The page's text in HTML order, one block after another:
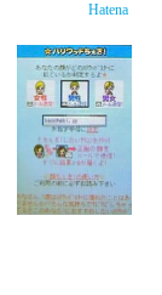
Hatena